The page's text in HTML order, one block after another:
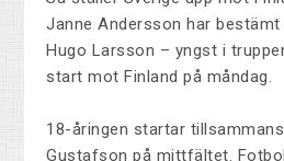
Janne Andersson har bestämt
Hugo Larsson – yngst i
start mot Finland på måndag.
18-åringen startar tillsammans
Gustafson på mittfältet.